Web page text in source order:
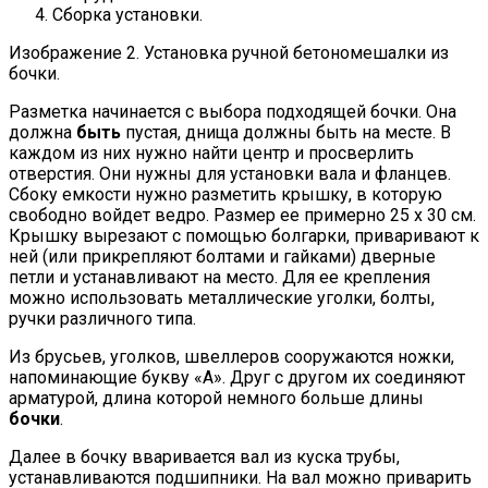
Сборка установки.
Изображение 2. Установка ручной бетономешалки из
бочки.
Разметка начинается с выбора подходящей бочки. Она
должна быть пустая, днища должны быть на месте. В
каждом из них нужно найти центр и просверлить
отверстия. Они нужны для установки вала и фланцев.
Сбоку емкости нужно разметить крышку, в которую
свободно войдет ведро. Размер ее примерно 25 х 30 см.
Крышку вырезают с помощью болгарки, приваривают к
ней (или прикрепляют болтами и гайками) дверные
петли и устанавливают на место. Для ее крепления
можно использовать металлические уголки, болты,
ручки различного типа.
Из брусьев, уголков, швеллеров сооружаются ножки,
напоминающие букву «А». Друг с другом их соединяют
арматурой, длина которой немного больше длины
бочки.
Далее в бочку вваривается вал из куска трубы,
устанавливаются подшипники. На вал можно приварить